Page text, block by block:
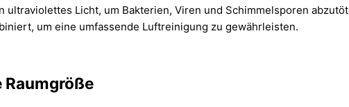
Licht, um Bakterien, Viren und Schimmelsporen
um eine umfassende Luftreinigung zu gewährleisten.
Raumgröße